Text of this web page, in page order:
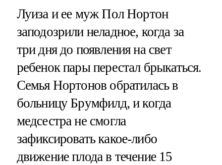
Луиза и ее муж Пол Нортон
заподозрили неладное, когда за
три дня до появления на свет
ребенок пары перестал брыкаться.
Семья Нортонов обратилась в
больницу Брумфилд, и когда
медсестра не смогла
зафиксировать какое-либо
движение плода в течение 15